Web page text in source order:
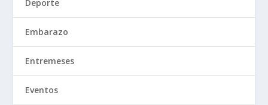
Deporte
Embarazo
Entremeses
Eventos